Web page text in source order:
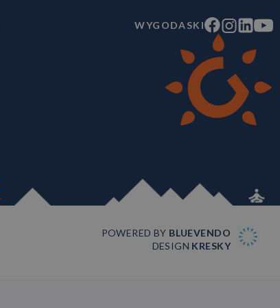
WYGODASKI
POWERED BY BLUEVENDO
DESIGN KRESKY